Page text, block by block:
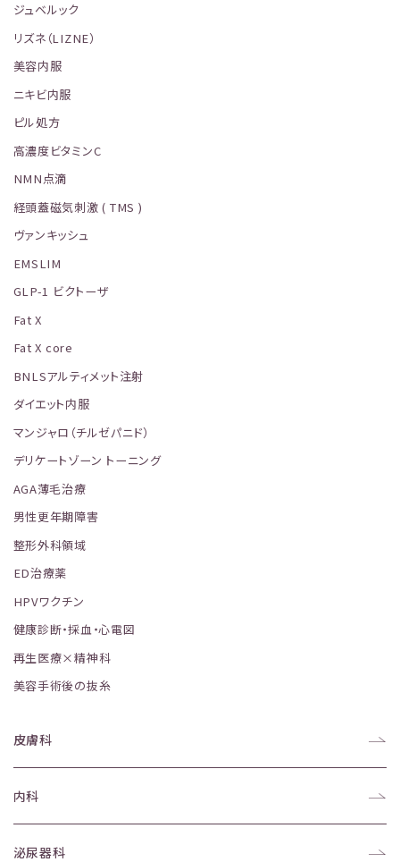
ジュベルック
リズネ（LIZNE）
美容内服
ニキビ内服
ピル処方
高濃度ビタミンC
NMN点滴
経頭蓋磁気刺激 ( TMS )
ヴァンキッシュ
EMSLIM
GLP-1 ビクトーザ
Fat X
Fat X core
BNLSアルティメット注射
ダイエット内服
マンジャロ（チルゼパニド）
デリケートゾーン トーニング
AGA薄毛治療
男性更年期障害
整形外科領域
ED治療薬
HPVワクチン
健康診断・採血・心電図
再生医療×精神科
美容手術後の抜糸
皮膚科
内科
泌尿器科